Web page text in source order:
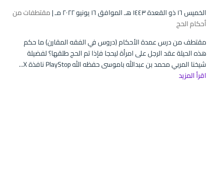
الخميس ۱٦ ذو القعدة ۱٤٤۳ هـ الموافق ۱٦ يونيو ۲۰۲۲ مـ |
مقتطفات من
أحكام الحج
مقتطف من درس عمدة الأحكام (دروس في الفقه المقارن) ما حكم
هذه الحيلة عقد الرجل على امرأة ليحجا فإذا تم الحج طلقها؟ لفضيلة
شيخنا المربي محمد بن عبدالله باموسى حفظه الله PlayStop نافذة X...
اقرأ المزيد